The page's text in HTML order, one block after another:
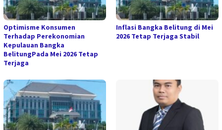
Optimisme Konsumen
Terhadap Perekonomian
Kepulauan Bangka
BelitungPada Mei 2026 Tetap
Terjaga
Inflasi Bangka Belitung di Mei
2026 Tetap Terjaga Stabil